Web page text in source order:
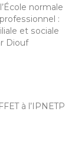
normale
:
et sociale
Diouf
à l’IPNETP